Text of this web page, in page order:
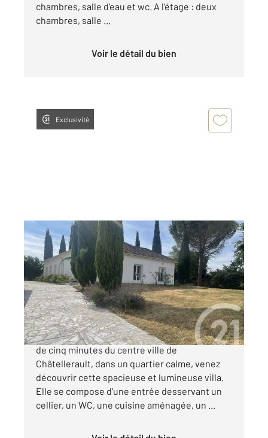
chambres, salle d'eau et wc. A l'étage : deux
chambres, salle ...
Voir le détail du bien
Exclusivité
CHATELLERAULT 86
150,41 m2 , 5 pièces
Ref : 11849
Maison à vendre
256 440 €
CENTURY 21 CHATELLERAULT Située à moins
de cinq minutes du centre ville de
Châtellerault, dans un quartier calme, venez
découvrir cette spacieuse et lumineuse villa.
Elle se compose d'une entrée desservant un
cellier, un WC, une cuisine aménagée, un ...